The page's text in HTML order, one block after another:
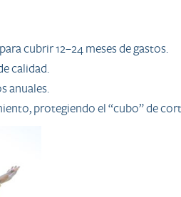
cubrir 12–24 meses de gastos.
calidad.
anuales.
protegiendo el “cubo” de